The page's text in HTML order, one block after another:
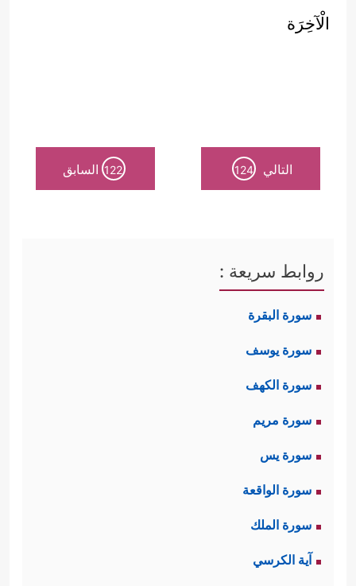
الْآخِرَة
التالي 124
122 السابق
روابط سريعة :
سورة البقرة
سورة يوسف
سورة الكهف
سورة مريم
سورة يس
سورة الواقعة
سورة الملك
آية الكرسي